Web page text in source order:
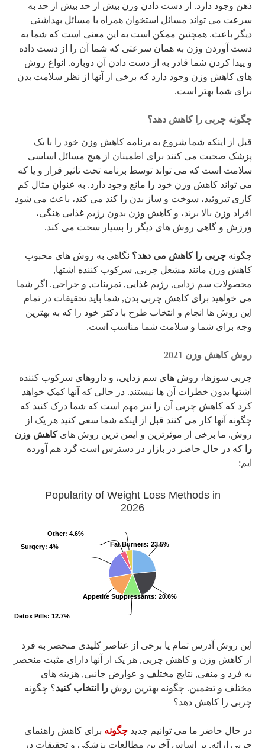
ذهن وجود دارد. از دست دادن وزن بیش از حد بیش از حد به
سرعت می تواند مسائل استخوان همراه با مسائل بهداشتی
دیگر باعث. همچنین ممکن است به این معنی است که شما به
دست آوردن وزن به همان سرعتی که شما آن را از دست داده
و پیدا کردن شما قادر به از دست دادن آن دوباره. انواع روش
های کاهش وزن وجود دارد که برخی از آنها از نظر سلامت بدن
برای شما بهتر است.
چگونه چربی را کاهش دهد؟
قبل از اینکه شما شروع به برنامه کاهش وزن خود را با یک
پزشک صحبت می کنند برای اطمینان از هیچ مسائل اساسی
سلامت است که می تواند توسط برنامه تحت تاثیر قرار و یا که
می تواند کاهش وزن خود را مانع وجود دارد. به عنوان مثال کم
کاری تیروئید، سوخت و ساز بدن را کند می کند، باعث می شود
افراد وزن بالا برند، و کاهش وزن بدون رژیم غذایی هنگی،
ورزش و گاهی روش های دیگر را بسیار سخت می کند.
چگونهچربی را کاهش می دهد؟ نگاهی به روش های محبوب
کاهش وزن مانند مشعل چربی, سرکوب کننده اشتها,
محصولات سم زدایی, رژیم غذایی, تمرینات, و جراحی. اگر شما
می خواهید برای کاهش چربی بدن, شما باید تحقیقات در تمام
این روش ها انجام و انتخاب طرح با دکتر خود را که به بهترین
وجه برای شما و سلامت شما مناسب است.
روش کاهش وزن 2021
چربی سوزها، روش های سم زدایی، و داروهای سرکوب کننده
اشتها بدون خطرات آن ها نیستند. در حالی که آنها کمک خواهد
کرد که کاهش چربی آن را نیز مهم است که شما درک کنید که
چگونه آنها کار می کنند قبل از اینکه شما سعی کنید هر یک از
روش. ما برخی از موثرترین و ایمن ترین روش هایکاهش وزن
را
که در حال حاضر در بازار در دسترس است گرد هم آورده
ایم:
Popularity of Weight Loss Methods in
2026
Fat Burners: 23.5%
Appetite Suppressants: 20.6%
Detox Pills: 12.7%
Surgery: 4%
Other: 4.6%
این روش آدرس تمام یا برخی از عناصر کلیدی منحصر به فرد
از کاهش وزن و کاهش چربی, هر یک از آنها دارای مثبت منحصر
به فرد و منفی, نتایج مختلف و عوارض جانبی, هزینه های
مختلف و تضمین. چگونه بهترین روشرا انتخاب کنید؟ چگونه
چربی را کاهش دهد؟
در حال حاضر ما می توانیم جدیدچگونه برای کاهش راهنمای
چربی ارائه, بر اساس آخرین مطالعات پزشکی و تحقیقات در